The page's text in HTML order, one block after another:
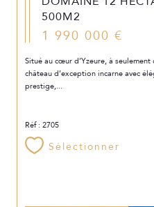
500M2
1 990 000 €
Situé au cœur d’Yzeure, à
château d’exception incarne avec
prestige,...
Réf : 2705
Sélectionner